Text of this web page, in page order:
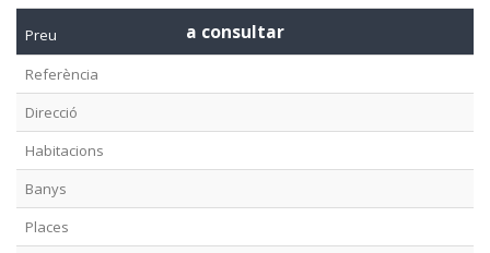
Preu a consultar
Referència
Direcció
Habitacions
Banys
Places